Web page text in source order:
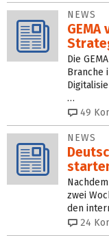
NEWS
Die
Branche
…
49
NEWS
zwei
den
24